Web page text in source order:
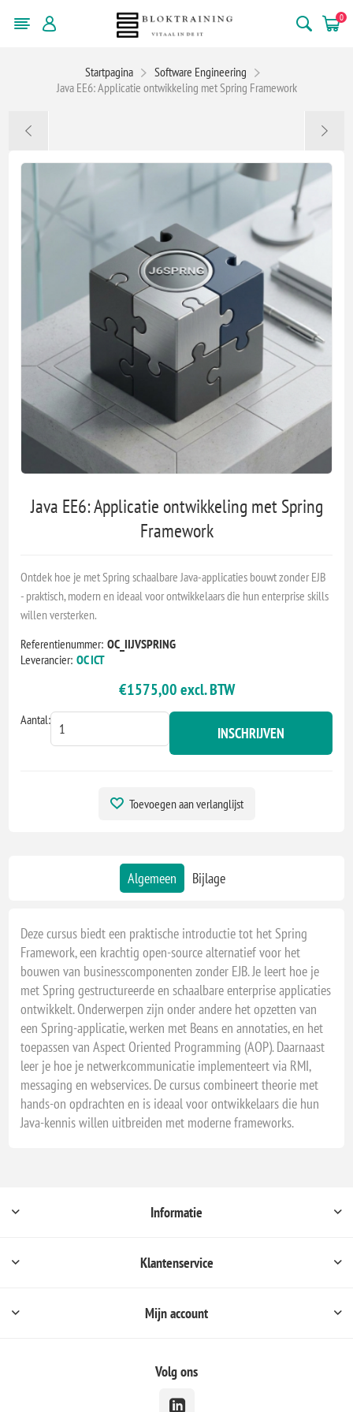
0
Startpagina
Software Engineering
Java EE6: Applicatie ontwikkeling met Spring Framework
Java EE6: Applicatie ontwikkeling met Spring
Framework
Ontdek hoe je met Spring schaalbare Java-applicaties bouwt zonder EJB
- praktisch, modern en ideaal voor ontwikkelaars die hun enterprise skills
willen versterken.
Referentienummer: OC_IIJVSPRING
Leverancier: OC ICT
€1575,00 excl. BTW
Aantal:
INSCHRIJVEN
Toevoegen aan verlanglijst
Algemeen Bijlage
Deze cursus biedt een praktische introductie tot het Spring
Framework, een krachtig open-source alternatief voor het
bouwen van businesscomponenten zonder EJB. Je leert hoe je
met Spring gestructureerde en schaalbare enterprise applicaties
ontwikkelt. Onderwerpen zijn onder andere het opzetten van
een Spring-applicatie, werken met Beans en annotaties, en het
toepassen van Aspect Oriented Programming (AOP). Daarnaast
leer je hoe je netwerkcommunicatie implementeert via RMI,
messaging en webservices. De cursus combineert theorie met
hands-on opdrachten en is ideaal voor ontwikkelaars die hun
Java-kennis willen uitbreiden met moderne frameworks.
Informatie
Klantenservice
Mijn account
Volg ons